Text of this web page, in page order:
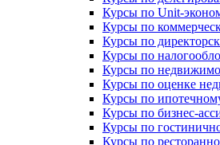
Курсы по Unit-
Курсы по
Курсы по
Курсы по
Курсы по
Курсы по оценке
Курсы по
Курсы по бизнес-
Курсы по
Курсы по